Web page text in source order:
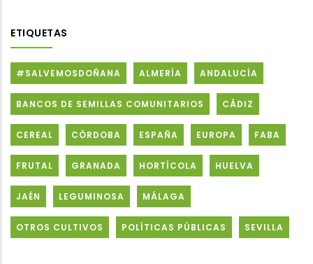
ETIQUETAS
#SALVEMOSDOÑANA ALMERÍA ANDALUCÍA
BANCOS DE SEMILLAS COMUNITARIOS CÁDIZ
CEREAL CÓRDOBA ESPAÑA EUROPA FABA
FRUTAL GRANADA HORTÍCOLA HUELVA
JAÉN LEGUMINOSA MÁLAGA
OTROS CULTIVOS POLÍTICAS PÚBLICAS SEVILLA